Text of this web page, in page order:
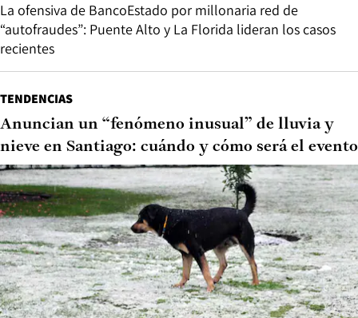
La ofensiva de BancoEstado por millonaria red de
“autofraudes”: Puente Alto y La Florida lideran los casos
recientes
TENDENCIAS
Anuncian un “fenómeno inusual” de lluvia y
nieve en Santiago: cuándo y cómo será el evento